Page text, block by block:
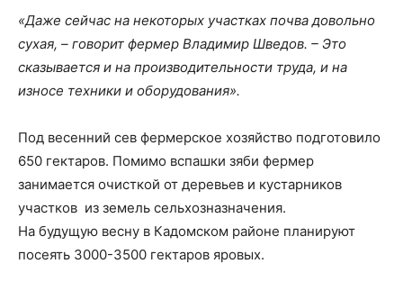
«Даже сейчас на некоторых участках почва довольно
сухая, – говорит фермер Владимир Шведов. – Это
сказывается и на производительности труда, и на
износе техники и оборудования».
Под весенний сев фермерское хозяйство подготовило
650 гектаров. Помимо вспашки зяби фермер
занимается очисткой от деревьев и кустарников
участков из земель сельхозназначения.
На будущую весну в Кадомском районе планируют
посеять 3000-3500 гектаров яровых.